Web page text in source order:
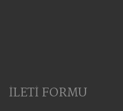
İLETİ FORMU